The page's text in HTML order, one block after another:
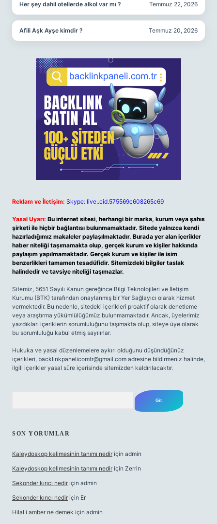
Her şey dahil otellerde alkol var mı ? Temmuz 22, 2026
Afili Aşk Ayşe kimdir ? Temmuz 20, 2026
Reklam ve İletişim: Skype: live:.cid.575569c608265c69
Yasal Uyarı: Bu internet sitesi, herhangi bir marka, kurum veya şahıs
şirketi ile hiçbir bağlantısı bulunmamaktadır. Sitede yalnızca kendi
hazırladığımız makaleler paylaşılmaktadır. Burada yer alan içerikler
haber niteliği taşımamakta olup, gerçek kurum ve kişiler hakkında
paylaşım yapılmamaktadır. Gerçek kurum ve kişiler ile isim
benzerlikleri tamamen tesadüfidir. Sitemizdeki bilgiler taslak
halindedir ve tavsiye niteliği taşımazlar.
Sitemiz, 5651 Sayılı Kanun gereğince Bilgi Teknolojileri ve İletişim
Kurumu (BTK) tarafından onaylanmış bir Yer Sağlayıcı olarak hizmet
vermektedir. Bu nedenle, sitedeki içerikleri proaktif olarak denetleme
veya araştırma yükümlülüğümüz bulunmamaktadır. Ancak, üyelerimiz
yazdıkları içeriklerin sorumluluğunu taşımakta olup, siteye üye olarak
bu sorumluluğu kabul etmiş sayılırlar.
Hukuka ve yasal düzenlemelere aykırı olduğunu düşündüğünüz
içerikleri, backlinkpanelicomtr@gmail.com adresine bildirmeniz halinde,
ilgili içerikler yasal süre içerisinde sitemizden kaldırılacaktır.
SON YORUMLAR
Kaleydoskop kelimesinin tanımı nedir için admin
Kaleydoskop kelimesinin tanımı nedir için Zerrin
Sekonder kırıcı nedir için admin
Sekonder kırıcı nedir için Er
Hilal i amber ne demek için admin